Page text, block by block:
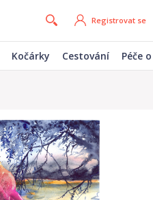
Registrovat se
Kočárky Cestování Péče